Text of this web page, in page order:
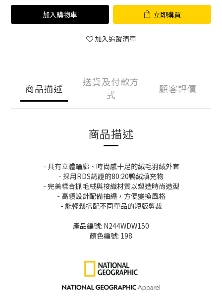
加入購物車 立即購買
加入追蹤清單
商品描述
送貨及付款方
式
顧客評價
商品描述
- 具有立體輪廓、時尚感十足的絨毛羽絨外套
- 採用RDS認證的80:20鴨絨填充物
- 完美糅合抓毛絨與梭織材質以塑造時尚造型
- 高領設計配備抽繩，方便變換風格
- 能輕鬆搭配不同單品的短版剪裁
產品編號: N244WDW150
顏色編號: 198